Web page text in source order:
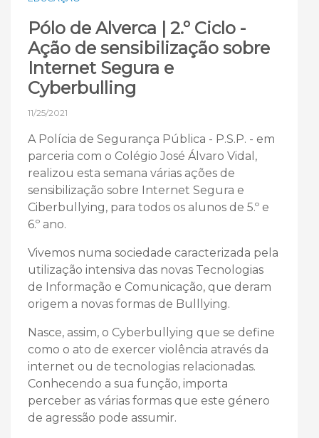
Pólo de Alverca | 2.º Ciclo -
Ação de sensibilização sobre
Internet Segura e
Cyberbulling
11/25/2021
A Polícia de Segurança Pública - P.S.P. - em
parceria com o Colégio José Álvaro Vidal,
realizou esta semana várias ações de
sensibilização sobre Internet Segura e
Ciberbullying, para todos os alunos de 5.º e
6.º ano.
Vivemos numa sociedade caracterizada pela
utilização intensiva das novas Tecnologias
de Informação e Comunicação, que deram
origem a novas formas de Bulllying.
Nasce, assim, o Cyberbullying que se define
como o ato de exercer violência através da
internet ou de tecnologias relacionadas.
Conhecendo a sua função, importa
perceber as várias formas que este género
de agressão pode assumir.